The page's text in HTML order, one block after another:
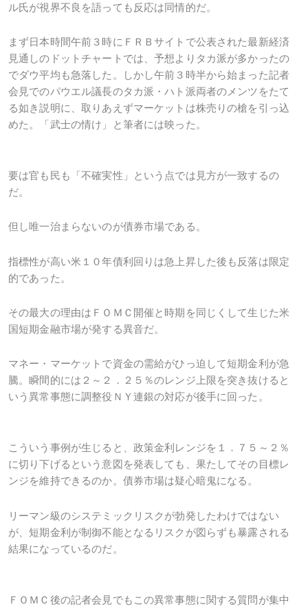
ル氏が視界不良を語っても反応は同情的だ。
まず日本時間午前３時にＦＲＢサイトで公表された最新経済
見通しのドットチャートでは、予想よりタカ派が多かったの
でダウ平均も急落した。しかし午前３時半から始まった記者
会見でのパウエル議長のタカ派・ハト派両者のメンツをたて
る如き説明に、取りあえずマーケットは株売りの槍を引っ込
めた。「武士の情け」と筆者には映った。
要は官も民も「不確実性」という点では見方が一致するの
だ。
但し唯一治まらないのが債券市場である。
指標性が高い米１０年債利回りは急上昇した後も反落は限定
的であった。
その最大の理由はＦＯＭＣ開催と時期を同じくして生じた米
国短期金融市場が発する異音だ。
マネー・マーケットで資金の需給がひっ迫して短期金利が急
騰。瞬間的には２～２．２５％のレンジ上限を突き抜けると
いう異常事態に調整役ＮＹ連銀の対応が後手に回った。
こういう事例が生じると、政策金利レンジを１．７５～２％
に切り下げるという意図を発表しても、果たしてその目標レ
ンジを維持できるのか。債券市場は疑心暗鬼になる。
リーマン級のシステミックリスクが勃発したわけではない
が、短期金利が制御不能となるリスクが図らずも暴露される
結果になっているのだ。
ＦＯＭＣ後の記者会見でもこの異常事態に関する質問が集中